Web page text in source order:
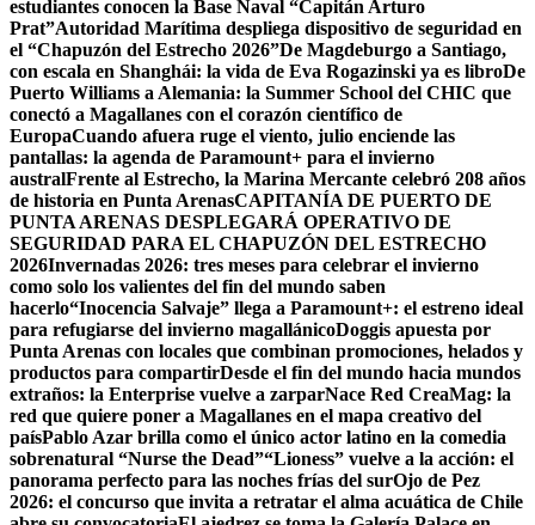
estudiantes conocen la Base Naval “Capitán Arturo
Prat”Autoridad Marítima despliega dispositivo de seguridad en
el “Chapuzón del Estrecho 2026”De Magdeburgo a Santiago,
con escala en Shanghái: la vida de Eva Rogazinski ya es libroDe
Puerto Williams a Alemania: la Summer School del CHIC que
conectó a Magallanes con el corazón científico de
EuropaCuando afuera ruge el viento, julio enciende las
pantallas: la agenda de Paramount+ para el invierno
australFrente al Estrecho, la Marina Mercante celebró 208 años
de historia en Punta ArenasCAPITANÍA DE PUERTO DE
PUNTA ARENAS DESPLEGARÁ OPERATIVO DE
SEGURIDAD PARA EL CHAPUZÓN DEL ESTRECHO
2026Invernadas 2026: tres meses para celebrar el invierno
como solo los valientes del fin del mundo saben
hacerlo“Inocencia Salvaje” llega a Paramount+: el estreno ideal
para refugiarse del invierno magallánicoDoggis apuesta por
Punta Arenas con locales que combinan promociones, helados y
productos para compartirDesde el fin del mundo hacia mundos
extraños: la Enterprise vuelve a zarparNace Red CreaMag: la
red que quiere poner a Magallanes en el mapa creativo del
paísPablo Azar brilla como el único actor latino en la comedia
sobrenatural “Nurse the Dead”“Lioness” vuelve a la acción: el
panorama perfecto para las noches frías del surOjo de Pez
2026: el concurso que invita a retratar el alma acuática de Chile